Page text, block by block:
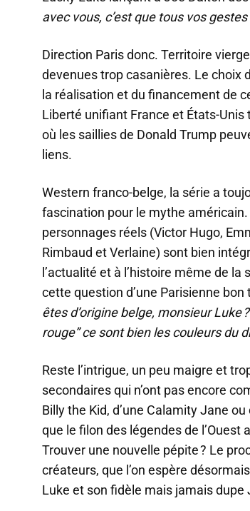
avec vous, c’est que tous vos
Direction Paris donc. Territoire
devenues trop casanières. Le choix
la réalisation et du financement de
Liberté unifiant France et États-
où les saillies de Donald Trump
liens.
Western franco-belge, la série a
fascination pour le mythe
personnages réels (Victor Hugo,
Rimbaud et Verlaine) sont bien
l’actualité et à l’histoire même de
cette question d’une Parisienne bon
êtes d’origine belge, monsieur Luke
rouge” ce sont bien les couleurs du
Reste l’intrigue, un peu maigre et
secondaires qui n’ont pas encore
Billy the Kid, d’une Calamity Jane
que le filon des légendes de
Trouver une nouvelle pépite ? Le
créateurs, que l’on espère
Luke et son fidèle mais jamais dupe